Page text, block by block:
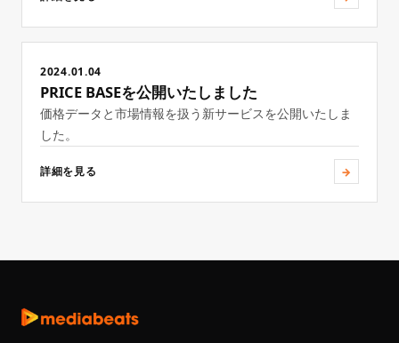
2024.01.04
PRICE BASEを公開いたしました
価格データと市場情報を扱う新サービスを公開いたしま
した。
詳細を見る →